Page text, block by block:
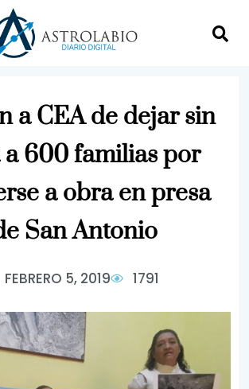
a CEA de dejar sin
a 600 familias por
a obra en presa
San Antonio
FEBRERO 5, 2019 1791